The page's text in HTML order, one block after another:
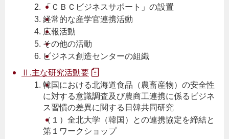
「ＣＢＣビジネスサポート」の設置
経常的な産学官連携活動
広報活動
その他の活動
ビジネス創造センターの組織
Ⅱ.主な研究活動要
韓国における北海道食品（農畜産物）の安全性
に対する意識調査及び農商工連携に係るビジネ
ス習慣の差異に関する日韓共同研究
（１）全北大学（韓国）との連携協定を締結と
第１ワークショップ